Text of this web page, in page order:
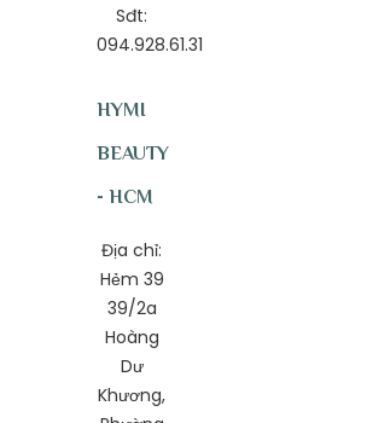
Sđt:
094.928.61.31
HYMI
BEAUTY
- HCM
Địa chỉ:
Hẻm 39
39/2a
Hoàng
Dư
Khương,